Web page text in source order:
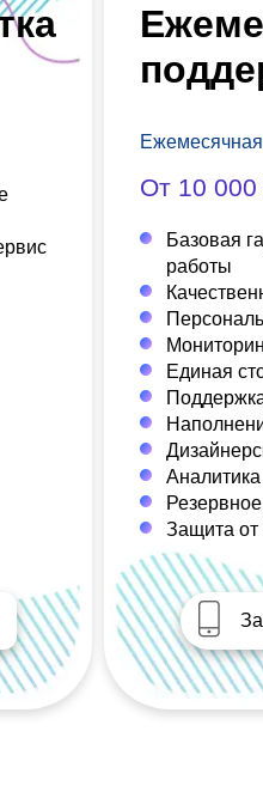
От 10 000
Базовая
работы
Единая
Аналитика
Защита от